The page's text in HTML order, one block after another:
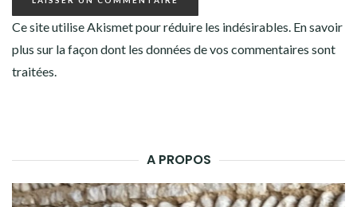
Ce site utilise Akismet pour réduire les indésirables. En savoir
plus sur la façon dont les données de vos commentaires sont
traitées
A PROPOS